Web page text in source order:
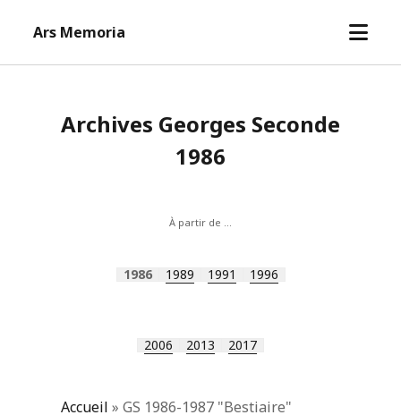
Ars Memoria
open
Archives Georges Seconde
1986
À partir de …
1986 1989 1991 1996
2006 2013 2017
Accueil »GS 1986-1987 "Bestiaire"